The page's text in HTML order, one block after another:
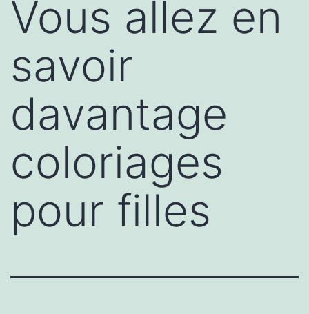
Vous allez en
savoir
davantage
coloriages
pour filles